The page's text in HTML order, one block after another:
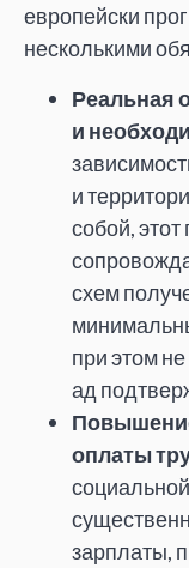
европейски
несколькими
Реальная
и
и
собой,
схем
при этом
ад
оплаты
зарплаты,